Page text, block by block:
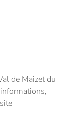
de Maizet du